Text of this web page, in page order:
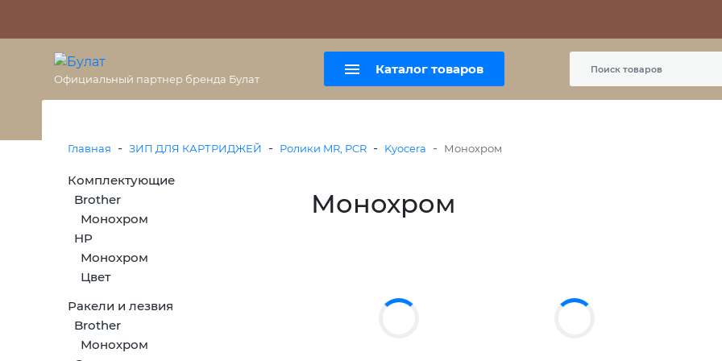
+7 (495) 477-56-25
Официальный партнер бренда Булат
Каталог товаров
Главная - ЗИП ДЛЯ КАРТРИДЖЕЙ - Ролики MR, PCR - Kyocera - Монохром
Комплектующие
Brother
Монохром
HP
Монохром
Цвет
Ракели и лезвия
Brother
Монохром
Монохром